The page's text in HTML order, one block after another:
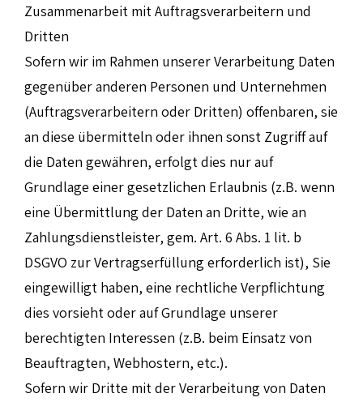
Zusammenarbeit mit Auftragsverarbeitern und
Dritten
Sofern wir im Rahmen unserer Verarbeitung Daten
gegenüber anderen Personen und Unternehmen
(Auftragsverarbeitern oder Dritten) offenbaren, sie
an diese übermitteln oder ihnen sonst Zugriff auf
die Daten gewähren, erfolgt dies nur auf
Grundlage einer gesetzlichen Erlaubnis (z.B. wenn
eine Übermittlung der Daten an Dritte, wie an
Zahlungsdienstleister, gem. Art. 6 Abs. 1 lit. b
DSGVO zur Vertragserfüllung erforderlich ist), Sie
eingewilligt haben, eine rechtliche Verpflichtung
dies vorsieht oder auf Grundlage unserer
berechtigten Interessen (z.B. beim Einsatz von
Beauftragten, Webhostern, etc.).
Sofern wir Dritte mit der Verarbeitung von Daten